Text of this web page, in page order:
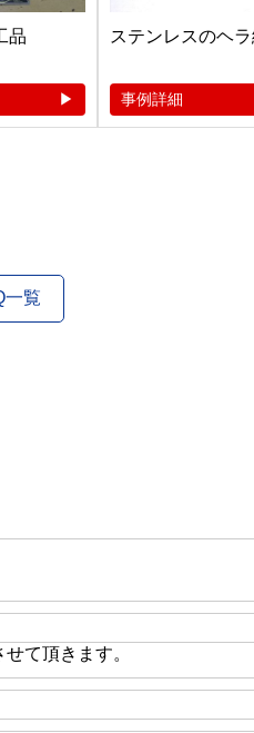
品
ステンレスのヘ
事例詳細
一覧
て頂きます。